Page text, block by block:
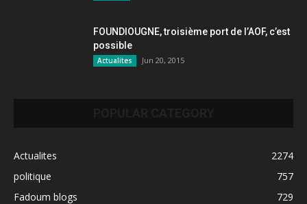
FOUNDIOUGNE, troisième port de l’AOF, c’est
possible
Actualites Jun 20, 2015
Actualites
2274
politique
757
Fadoum blogs
729